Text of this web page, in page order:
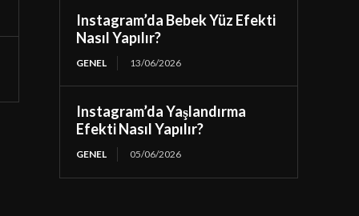
Instagram’da Bebek Yüz Efekti
Nasıl Yapılır?
GENEL 13/06/2026
Instagram’da Yaşlandırma
Efekti Nasıl Yapılır?
GENEL 05/06/2026